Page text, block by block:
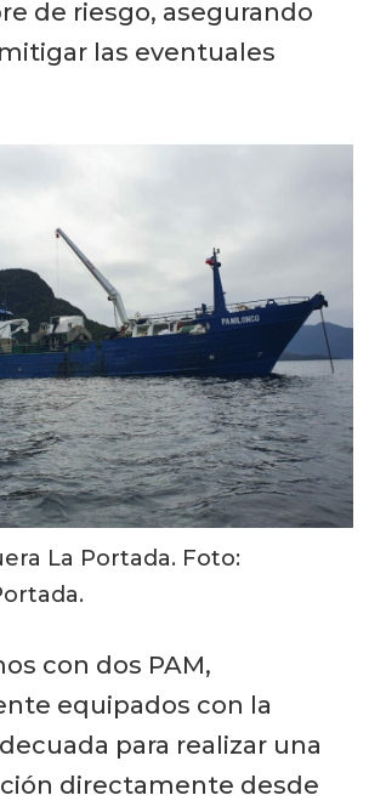
de riesgo, asegurando
las eventuales
La Portada. Foto:
con dos PAM,
equipados con la
para realizar una
directamente desde